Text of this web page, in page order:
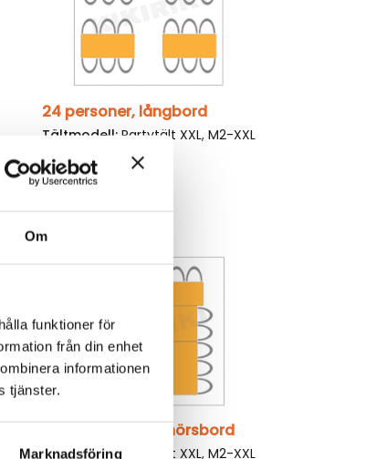
Om
funktioner för
från din enhet
informationen
tjänster.
Marknadsföring
24 personer, långbord
Tältmodell: Partytält XXL,M2-XXL
(5 x 5m)
Antal personer:
26 personer, honnörsbord
Tältmodell: Partytält XXL,M2-XXL